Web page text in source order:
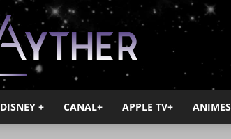
Ayther
DISNEY + CANAL+ APPLE TV+ ANIMES